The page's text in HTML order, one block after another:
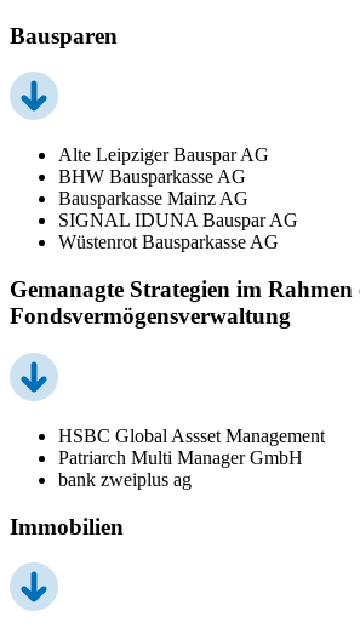
Bausparen
Alte Leipziger Bauspar AG
BHW Bausparkasse AG
Bausparkasse Mainz AG
SIGNAL IDUNA Bauspar AG
Wüstenrot Bausparkasse AG
Gemanagte Strategien im Rahmen
Fondsvermögensverwaltung
HSBC Global Assset Management
Patriarch Multi Manager GmbH
bank zweiplus ag
Immobilien